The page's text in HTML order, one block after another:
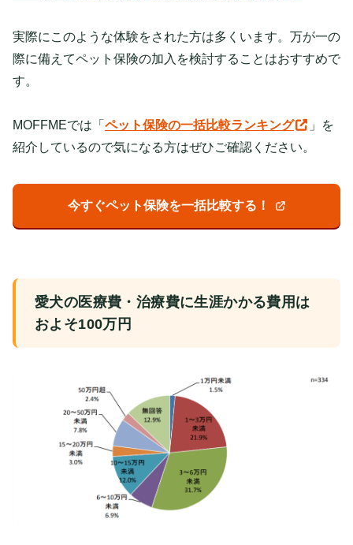
実際にこのような体験をされた方は多くいます。万が一の
際に備えてペット保険の加入を検討することはおすすめで
す。
MOFFMEでは「 ペット保険の一括比較ランキング
」を
紹介しているので気になる方はぜひご確認ください。
今すぐペット保険を一括比較する！
愛犬の医療費・治療費に生涯かかる費用は
およそ100万円